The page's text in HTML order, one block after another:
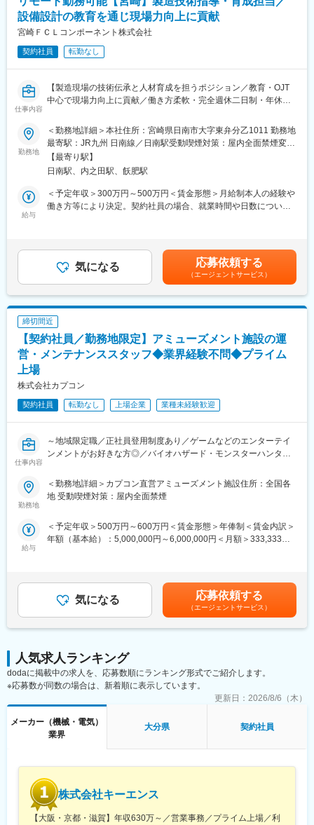
変更の範囲：会社の定める業務
■同社について（建物の『主治医』／技術の高砂）：
高砂熱学グループは、「空気調和設備」の技術者＝プロフェッシ
ョナルとして、開発者＝パイオニアとして、数多くの建物に快適
な空間を創出してきました。
国産第1号のターボ冷凍機の制作をはじめ、「いいものがなければ
自分たちで作る」という創業者の精神に立ち、優れた空調設備が
要求する機器やシステムやシステムを自ら開発してきました。
◆2022年、生産拠点「T-Base」を開設。現場を問わず共通の部分
（オフサイト）で生産・供給を行い施工プロセスの変革を進めて
います。
【効果１】設備を組み立ててから現場に運ぶことで、現場作業時
間を10分の1へ短縮し、生産性UPに成功。
鉄からアルミに変更し軽量化することで、女性や高齢者など多様
な人材の活用にもつながっています。
◆特許数は700超。設備工事業界の中でもトップクラスの研究開
発費を毎年投じ、継続的な技術開発を行っています。
日本、世界に留まらず、月面、宇宙空間、海洋などでの居住環
境、エネルギー供給施設にもチャレンジ。新たな環境に挑み続け
ています。
変更の範囲：会社の定める業務
設備設計の教育を通じ現場力向上に貢献
宮崎ＦＣＬコンポーネント株式会社
契約社員 転勤なし
仕事内容
【製造現場の技術伝承と人材育成を担うポジション／教育・OJT
中心で現場力向上に貢献／働き方柔軟・完全週休二日制・年休
■業務概要
製造現場において、設備設計の製造技術全般の知識と経験を活か
し、主に若手や中堅技術者に対する教育・育成を担当いただきま
す。現場実務の第一線ではなく、技術指導・育成を通じて現場力
向上と組織成長を支えるポジションです。
■業務詳細
・現場改善活動への技術的サポート（教育視点での支援）
■組織構成:
日南市内の3工場に在籍する若手・中堅・管理職など幅広い世代の
技術者と連携し、教育活動を推進します。
長年培った技術や経験を次世代へ伝え、製造現場全体の技術レベ
ル向上と組織の成長に貢献できます。現場目線の丁寧な指導が評
OJTやOFF-JTによる体系的な教育体制を重視。育成計画の策定や
現場改善活動も積極的に推進します。
完全週休二日制（土日祝休み）、年間休日126日。契約社員は週3
日や時短勤務も相談可能。寮・社宅も必要に応じて検討します。
野で専門性を高めることができます。
■企業の特徴/魅力
変更の範囲：会社の定める業務
勤務地
＜勤務地詳細＞本社住所：宮崎県日南市大字東弁分乙1011 勤務地
最寄駅：JR九州 日南線／日南駅受動喫煙対策：屋内全面禁煙変更
の範囲：会社の定める事業所（リモートワーク含む）
【最寄り駅】
日南駅、内之田駅、飫肥駅
給与
＜予定年収＞300万円～500万円＜賃金形態＞月給制本人の経験や
働き方等により決定。契約社員の場合、就業時間や日数について
性があります。月給(月額)は固定手当を含めた表記です。
気になる 応募依頼する
（エージェントサービス）
締切間近
【契約社員／勤務地限定】アミューズメント施設の運
営・メンテナンススタッフ◆業界経験不問◆プライム
上場
株式会社カプコン
契約社員 転勤なし 上場企業 業種未経験歓迎
仕事内容
～地域限定職／正社員登用制度あり／ゲームなどのエンターテイ
ンメントがお好きな方◎／バイオハザード・モンスターハンター
■業務内容：
本業務、店舗の運営、販促企画推進、ゲーム大会やイベントの企
画など、店舗運営に関わる総合的なマネジメント業務をお願いい
◇パート・アルバイトスタッフの採用、教育
◇店舗の運営、販促企画の推進
◇売上・経費管理
◇営業データ管理・分析
（2）機械修理・メンテナンススタッフ
店舗に設置されているゲーム機の修理・メンテナンスを行っても
＜具体的な仕事内容＞
◇故障機械の修理（原因特定・部品交換）
◇機械故障回避の為のメンテナンス
■当社の特徴：
家庭用ゲームソフトの開発・販売を中核事業に、そこで創出した
コンテンツという知的財産を様々な事業に多面展開する"ワンコン
テンツ・マルチユース戦略"を推進しており、同社が開発する人気
オリジナルコンテンテンツを家庭用ゲームだけでなく、グッズや
勤務地
＜勤務地詳細＞カプコン直営アミューズメント施設住所：全国各
地 受動喫煙対策：屋内全面禁煙
給与
＜予定年収＞500万円～600万円＜賃金形態＞年俸制＜賃金内訳＞
年額（基本給）：5,000,000円～6,000,000円＜月額＞333,333円
規定に基づき別途支給■給与改定：年1回■賞与：年2回（夏・冬）
※基本月額の2ヶ月分ずつを支給。賃金はあくまでも目安の金額で
あり、選考を通じて上下する可能性があります。月給(月額)は固定
手当を含めた表記です。
気になる 応募依頼する
（エージェントサービス）
人気求人ランキング
dodaに掲載中の求人を、応募数順にランキング形式でご紹介します。
※応募数が同数の場合は、新着順に表示しています。
更新日： 2026/8/6（木）
メーカー（機械・電気）
業界
大分県 契約社員
株式会社キーエンス
【大阪・京都・滋賀】年収630万～／営業事務／プライム上場／利